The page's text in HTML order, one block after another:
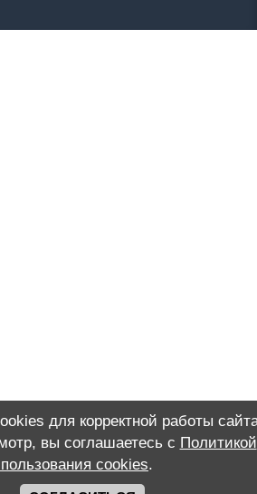
для корректной работы
вы соглашаетесь с Политикой
cookies.